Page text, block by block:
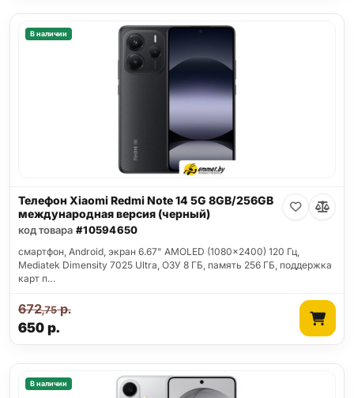
В наличии
Телефон Xiaomi Redmi Note 14 5G 8GB/256GB
международная версия (черный)
код товара #10594650
смартфон, Android, экран 6.67" AMOLED (1080x2400) 120 Гц,
Mediatek Dimensity 7025 Ultra, ОЗУ 8 ГБ, память 256 ГБ, поддержка
карт п…
650р.
672,75р.
В наличии